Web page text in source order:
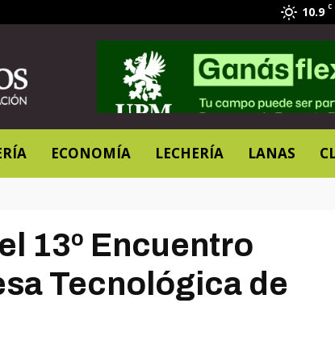
10.9 C
ECONOMÍA LECHERÍA LANAS
13º Encuentro
Tecnológica de